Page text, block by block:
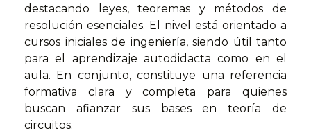
destacando leyes, teoremas y métodos de
resolución esenciales. El nivel está orientado a
cursos iniciales de ingeniería, siendo útil tanto
para el aprendizaje autodidacta como en el
aula. En conjunto, constituye una referencia
formativa clara y completa para quienes
buscan afianzar sus bases en teoría de
circuitos.